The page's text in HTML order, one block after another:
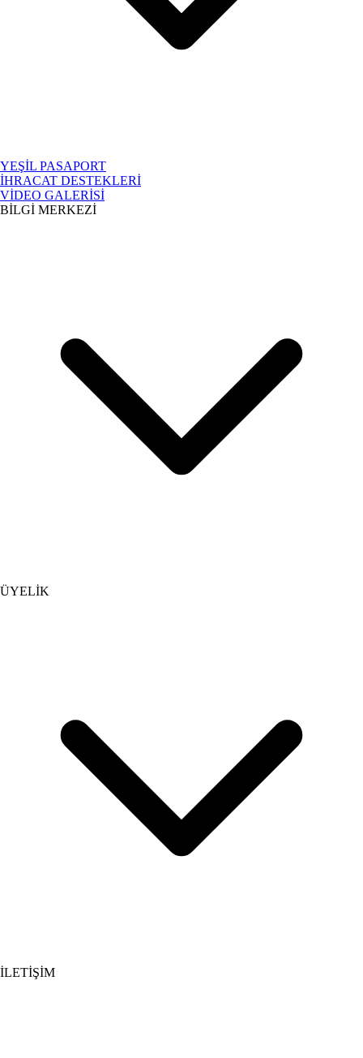
YEŞİL PASAPORT
İHRACAT DESTEKLERİ
VİDEO GALERİSİ
BİLGİ MERKEZİ
ÜYELİK
İLETİŞİM